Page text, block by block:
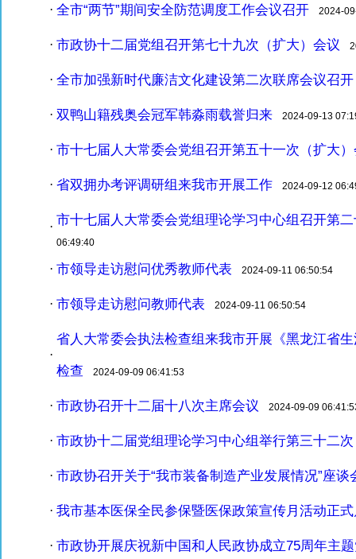
· 全市“两节”期间安全防范调度工作会议召开 2024-
· 市政协十二届党组召开第七十九次（扩大）会议
· 全市加强新时代廉洁文化建设第二次联席会议召开
· 双鸭山籍残奥会冠军韩淼雨载誉归来 2024-09-13
· 市十七届人大常委会党组召开第五十一次（扩大
· 省双拥办考评调研组来我市开展工作 2024-09-12
· 市十七届人大常委会党组理论学习中心组召开第
06:49:40
· 市领导走访慰问优秀教师代表 2024-09-11 06:50:54
· 市领导走访慰问教师代表 2024-09-11 06:50:54
·
省人大常委会执法检查组来我市开展《黑龙江省
检查 2024-09-09 06:41:53
· 市政协召开十二届十八次主席会议 2024-09-09
· 市政协十二届党组理论学习中心组举行第三十二
· 市政协召开关于“我市装备制造产业发展情况”座谈
· 我市基本医保全民参保暨医保政策宣传月活动正
· 市政协开展庆祝新中国和人民政协成立75周年主